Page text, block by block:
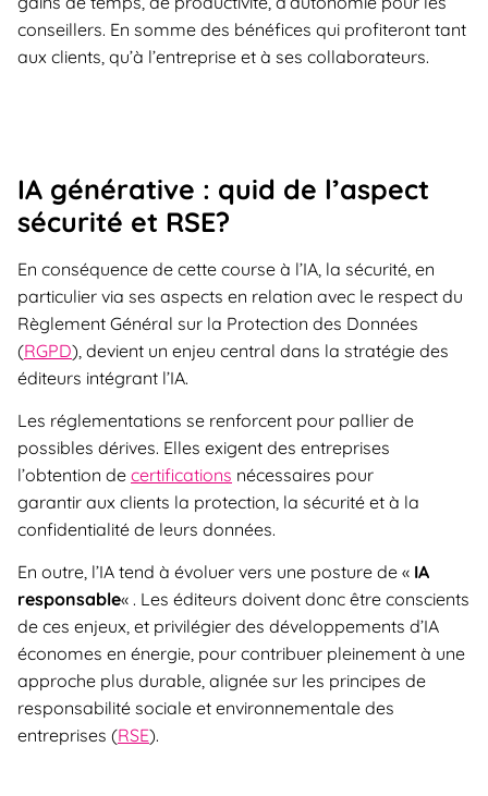
conseillers. En somme des bénéfices qui profiteront tant
aux clients, qu’à l’entreprise et à ses collaborateurs.
IA générative : quid de l’aspect
sécurité et RSE?
En conséquence de cette course à l’IA, la sécurité, en
particulier via ses aspects en relation avec le respect du
Règlement Général sur la Protection des Données
(RGPD), devient un enjeu central dans la stratégie des
éditeurs intégrant l’IA.
Les réglementations se renforcent pour pallier de
possibles dérives. Elles exigent des entreprises
l’obtention de certifications nécessaires pour
garantir aux clients la protection, la sécurité et à la
confidentialité de leurs données.
En outre, l’IA tend à évoluer vers une posture de « IA
responsable« . Les éditeurs doivent donc être conscients
de ces enjeux, et privilégier des développements d’IA
économes en énergie, pour contribuer pleinement à une
approche plus durable, alignée sur les principes de
responsabilité sociale et environnementale des
entreprises (RSE).